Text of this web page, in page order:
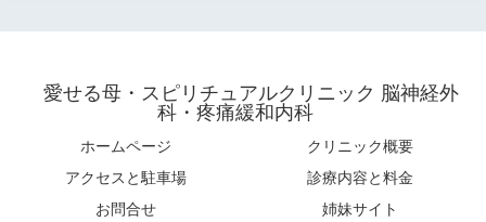
愛せる母・スピリチュアルクリニック 脳神経外
科・疼痛緩和内科
ホームページ
クリニック概要
アクセスと駐車場
診療内容と料金
お問合せ
姉妹サイト